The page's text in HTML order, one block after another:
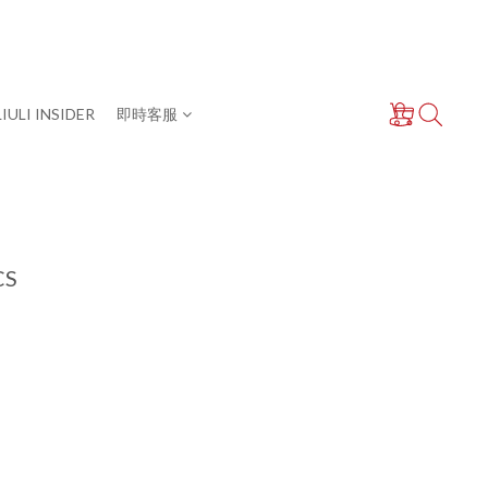
INSIDER 即時客服